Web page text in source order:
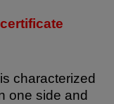
characterized
one side and